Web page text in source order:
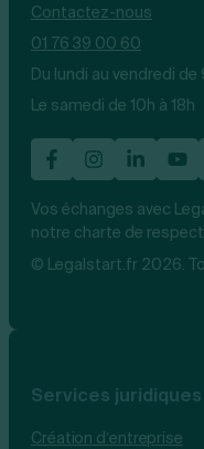
Contactez-nous
01 76 39 00 60
Du lundi au vendredi de
Le samedi de 10h à 18h
Vos échanges avec
notre charte de respect
© Legalstart.fr 2026.
Services juridiques
Création d’entreprise